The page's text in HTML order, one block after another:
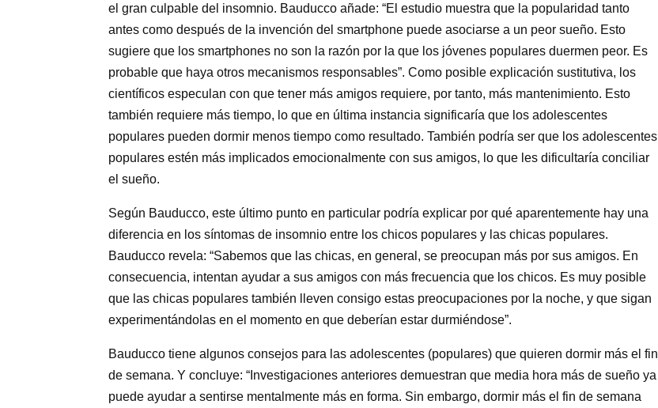
el gran culpable del insomnio. Bauducco añade: “El estudio muestra que la popularidad tanto
antes como después de la invención del smartphone puede asociarse a un peor sueño. Esto
sugiere que los smartphones no son la razón por la que los jóvenes populares duermen peor. Es
probable que haya otros mecanismos responsables”. Como posible explicación sustitutiva, los
científicos especulan con que tener más amigos requiere, por tanto, más mantenimiento. Esto
también requiere más tiempo, lo que en última instancia significaría que los adolescentes
populares pueden dormir menos tiempo como resultado. También podría ser que los adolescentes
populares estén más implicados emocionalmente con sus amigos, lo que les dificultaría conciliar
el sueño.
Según Bauducco, este último punto en particular podría explicar por qué aparentemente hay una
diferencia en los síntomas de insomnio entre los chicos populares y las chicas populares.
Bauducco revela: “Sabemos que las chicas, en general, se preocupan más por sus amigos. En
consecuencia, intentan ayudar a sus amigos con más frecuencia que los chicos. Es muy posible
que las chicas populares también lleven consigo estas preocupaciones por la noche, y que sigan
experimentándolas en el momento en que deberían estar durmiéndose”.
Bauducco tiene algunos consejos para las adolescentes (populares) que quieren dormir más el fin
de semana. Y concluye: “Investigaciones anteriores demuestran que media hora más de sueño ya
puede ayudar a sentirse mentalmente más en forma. Sin embargo, dormir más el fin de semana